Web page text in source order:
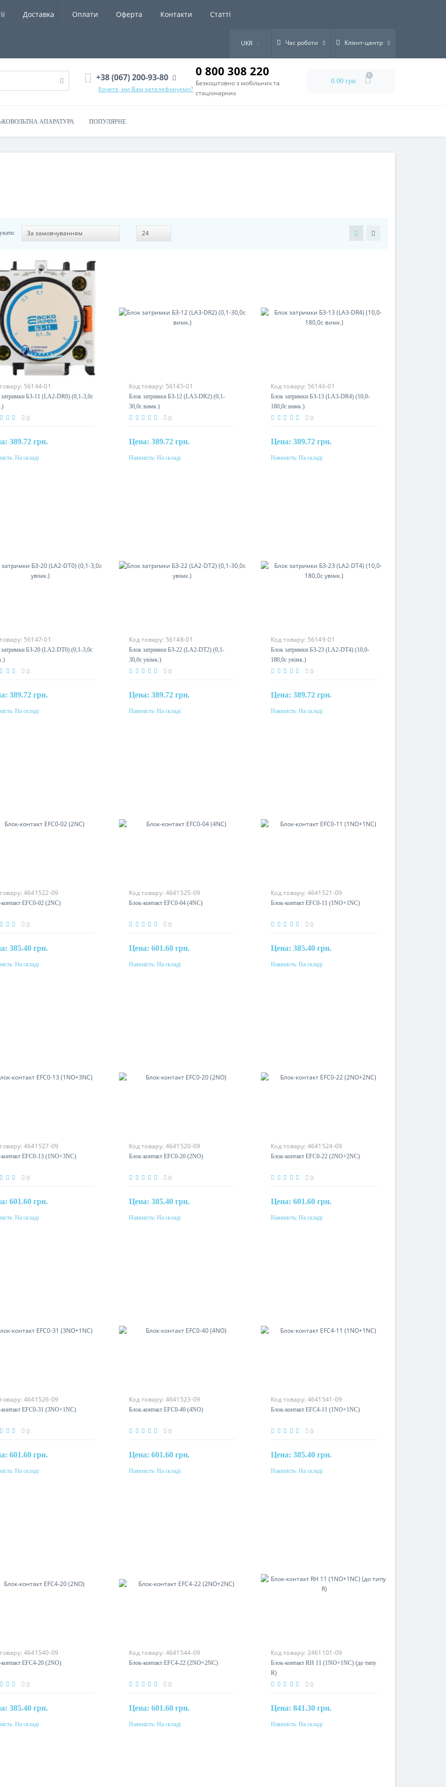
Доставка Оплати Оферта Контакти Статті
UKR Час роботи Клієнт-центр
+38 (067) 200-93-80
Хочете, ми Вам зателефонуємо?
0 800 308 220
Безкоштовно з мобільних та
стаціонарних
0.00 грн.
0
АПАРАТУРА ПОПУЛЯРНЕ
56144-01
БЗ-11 (LA2-DR0) (0,1-3,0с
0
389.72 грн.
КупитиНа складі
Код товару: 56145-01
Блок затримки БЗ-12 (LA3-DR2) (0,1-
30,0с вимк.)
0
Цена: 389.72 грн.
Купити
Наявність: На складі
Код товару: 56146-01
Блок затримки БЗ-13 (LA3-DR4) (10,0-
180,0с вимк.)
0
Цена: 389.72 грн.
Купити
Наявність: На складі
56147-01
БЗ-20 (LA2-DТ0) (0,1-3,0с
0
389.72 грн.
КупитиНа складі
Код товару: 56148-01
Блок затримки БЗ-22 (LA2-DТ2) (0,1-
30,0с увімк.)
0
Цена: 389.72 грн.
Купити
Наявність: На складі
Код товару: 56149-01
Блок затримки БЗ-23 (LA2-DТ4) (10,0-
180,0с увімк.)
0
Цена: 389.72 грн.
Купити
Наявність: На складі
4641522-09
EFC0-02 (2NC)
0
385.40 грн.
КупитиНа складі
Код товару: 4641525-09
Блок-контакт EFC0-04 (4NC)
0
Цена: 601.60 грн.
Купити
Наявність: На складі
Код товару: 4641521-09
Блок-контакт EFC0-11 (1NO+1NC)
0
Цена: 385.40 грн.
Купити
Наявність: На складі
4641527-09
EFC0-13 (1NO+3NC)
0
601.60 грн.
КупитиНа складі
Код товару: 4641520-09
Блок-контакт EFC0-20 (2NO)
0
Цена: 385.40 грн.
Купити
Наявність: На складі
Код товару: 4641524-09
Блок-контакт EFC0-22 (2NO+2NC)
0
Цена: 601.60 грн.
Купити
Наявність: На складі
4641526-09
EFC0-31 (3NO+1NC)
0
601.60 грн.
КупитиНа складі
Код товару: 4641523-09
Блок-контакт EFC0-40 (4NO)
0
Цена: 601.60 грн.
Купити
Наявність: На складі
Код товару: 4641541-09
Блок-контакт EFC4-11 (1NO+1NC)
0
Цена: 385.40 грн.
Купити
Наявність: На складі
4641540-09
EFC4-20 (2NO)
0
385.40 грн.
КупитиНа складі
Код товару: 4641544-09
Блок-контакт EFC4-22 (2NO+2NC)
0
Цена: 601.60 грн.
Купити
Наявність: На складі
Код товару: 2461101-09
Блок-контакт RH 11 (1NO+1NC) (до типу
R)
0
Цена: 841.30 грн.
Купити
Наявність: На складі